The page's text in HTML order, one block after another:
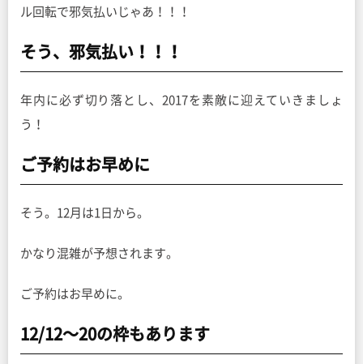
ル回転で邪気払いじゃあ！！！
そう、邪気払い！！！
年内に必ず切り落とし、2017を素敵に迎えていきましょ
う！
ご予約はお早めに
そう。12月は1日から。
かなり混雑が予想されます。
ご予約はお早めに。
12/12〜20の枠もあります